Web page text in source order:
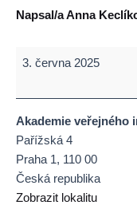
Napsal/aAnna
Jak
3. června 2025
Akademie veřejného
Pařížská 4
Praha 1, 110 00
Česká republika
Zobrazit lokalitu